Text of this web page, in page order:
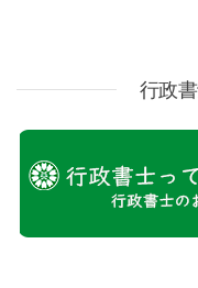
行政